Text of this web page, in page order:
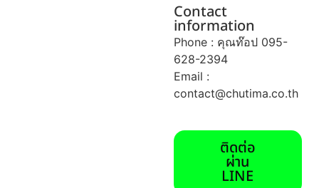
Contact
information
Phone : คุณท๊อป 095-
628-2394
Email :
contact@chutima.co.th
ติดต่อ
ผ่าน
LINE